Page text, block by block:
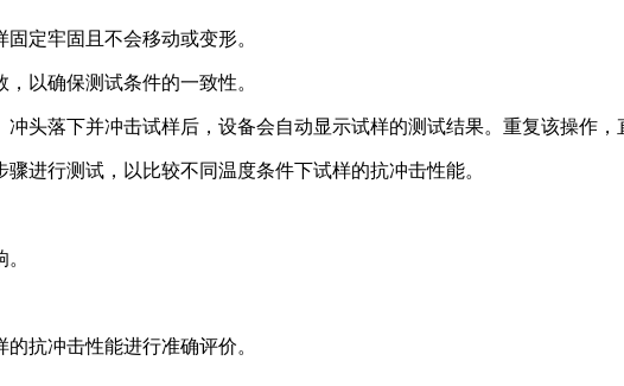
定牢固且不会移动或变形。
以确保测试条件的一致性。
头落下并冲击试样后，设备会自动显示试样的测试结果。重复该操作，
进行测试，以比较不同温度条件下试样的抗冲击性能。
抗冲击性能进行准确评价。